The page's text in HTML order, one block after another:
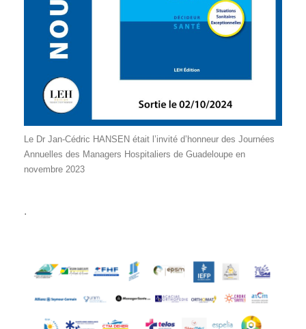
Le Dr Jan-Cédric HANSEN était l’invité d’honneur des Journées
Annuelles des Managers Hospitaliers de Guadeloupe en
novembre 2023
.